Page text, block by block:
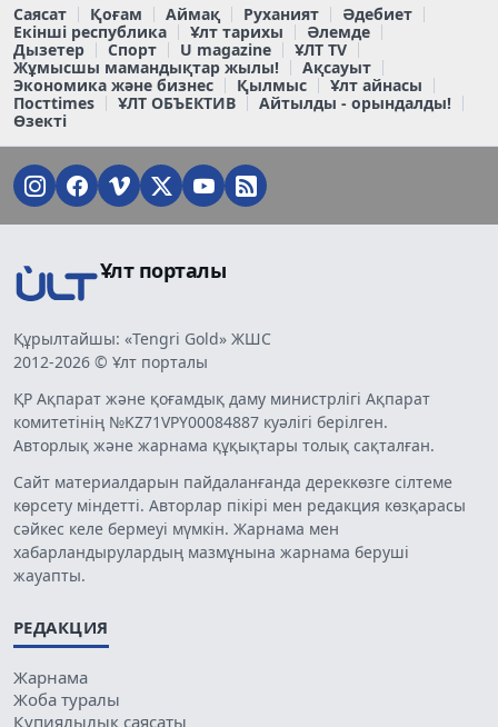
Саясат Қоғам Аймақ Руханият
Әдебиет
Екінші республика
Ұлт тарихы
Әлемде
Дызетер
Спорт U magazine
ҰЛТ TV
Жұмысшы мамандықтар жылы!
Ақсауыт
Экономика және бизнес
Қылмыс
Ұлт айнасы
Постtimes
ҰЛТ ОБЪЕКТИВ
Айтылды - орындалды!
Өзекті
Ұлт порталы
Құрылтайшы: «Tengri Gold» ЖШС
2012-2026 © Ұлт порталы
ҚР Ақпарат және қоғамдық даму министрлігі Ақпарат
комитетінің №KZ71VPY00084887 куәлігі берілген.
Авторлық және жарнама құқықтары толық сақталған.
Сайт материалдарын пайдаланғанда дереккөзге сілтеме
көрсету міндетті. Авторлар пікірі мен редакция көзқарасы
сәйкес келе бермеуі мүмкін. Жарнама мен
хабарландырулардың мазмұнына жарнама беруші
жауапты.
РЕДАКЦИЯ
Жарнама
Жоба туралы
Құпиялылық саясаты